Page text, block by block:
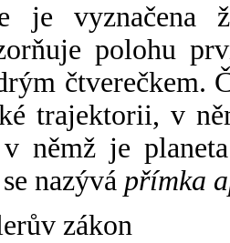
je vyznačena
polohu
čtverečkem.
trajektorii, v
němž je
nazývá přímka
zákon